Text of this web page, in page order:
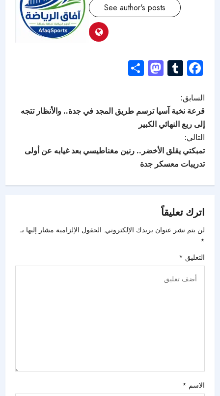
See author's posts
Facebook
Tumblr
Mastodon
السابق:
قرعة نخبة آسيا ترسم طريق المجد في جدة.. والأنظار تتجه
إلى ربع النهائي الكبير
التالي:
تمبكتي يقلق الأخضر.. رنين مغناطيسي بعد غيابه عن أولى
تدريبات معسكر جدة
اترك تعليقاً
لن يتم نشر عنوان بريدك الإلكتروني. الحقول الإلزامية مشار إليها بـ
*
التعليق *
الاسم *